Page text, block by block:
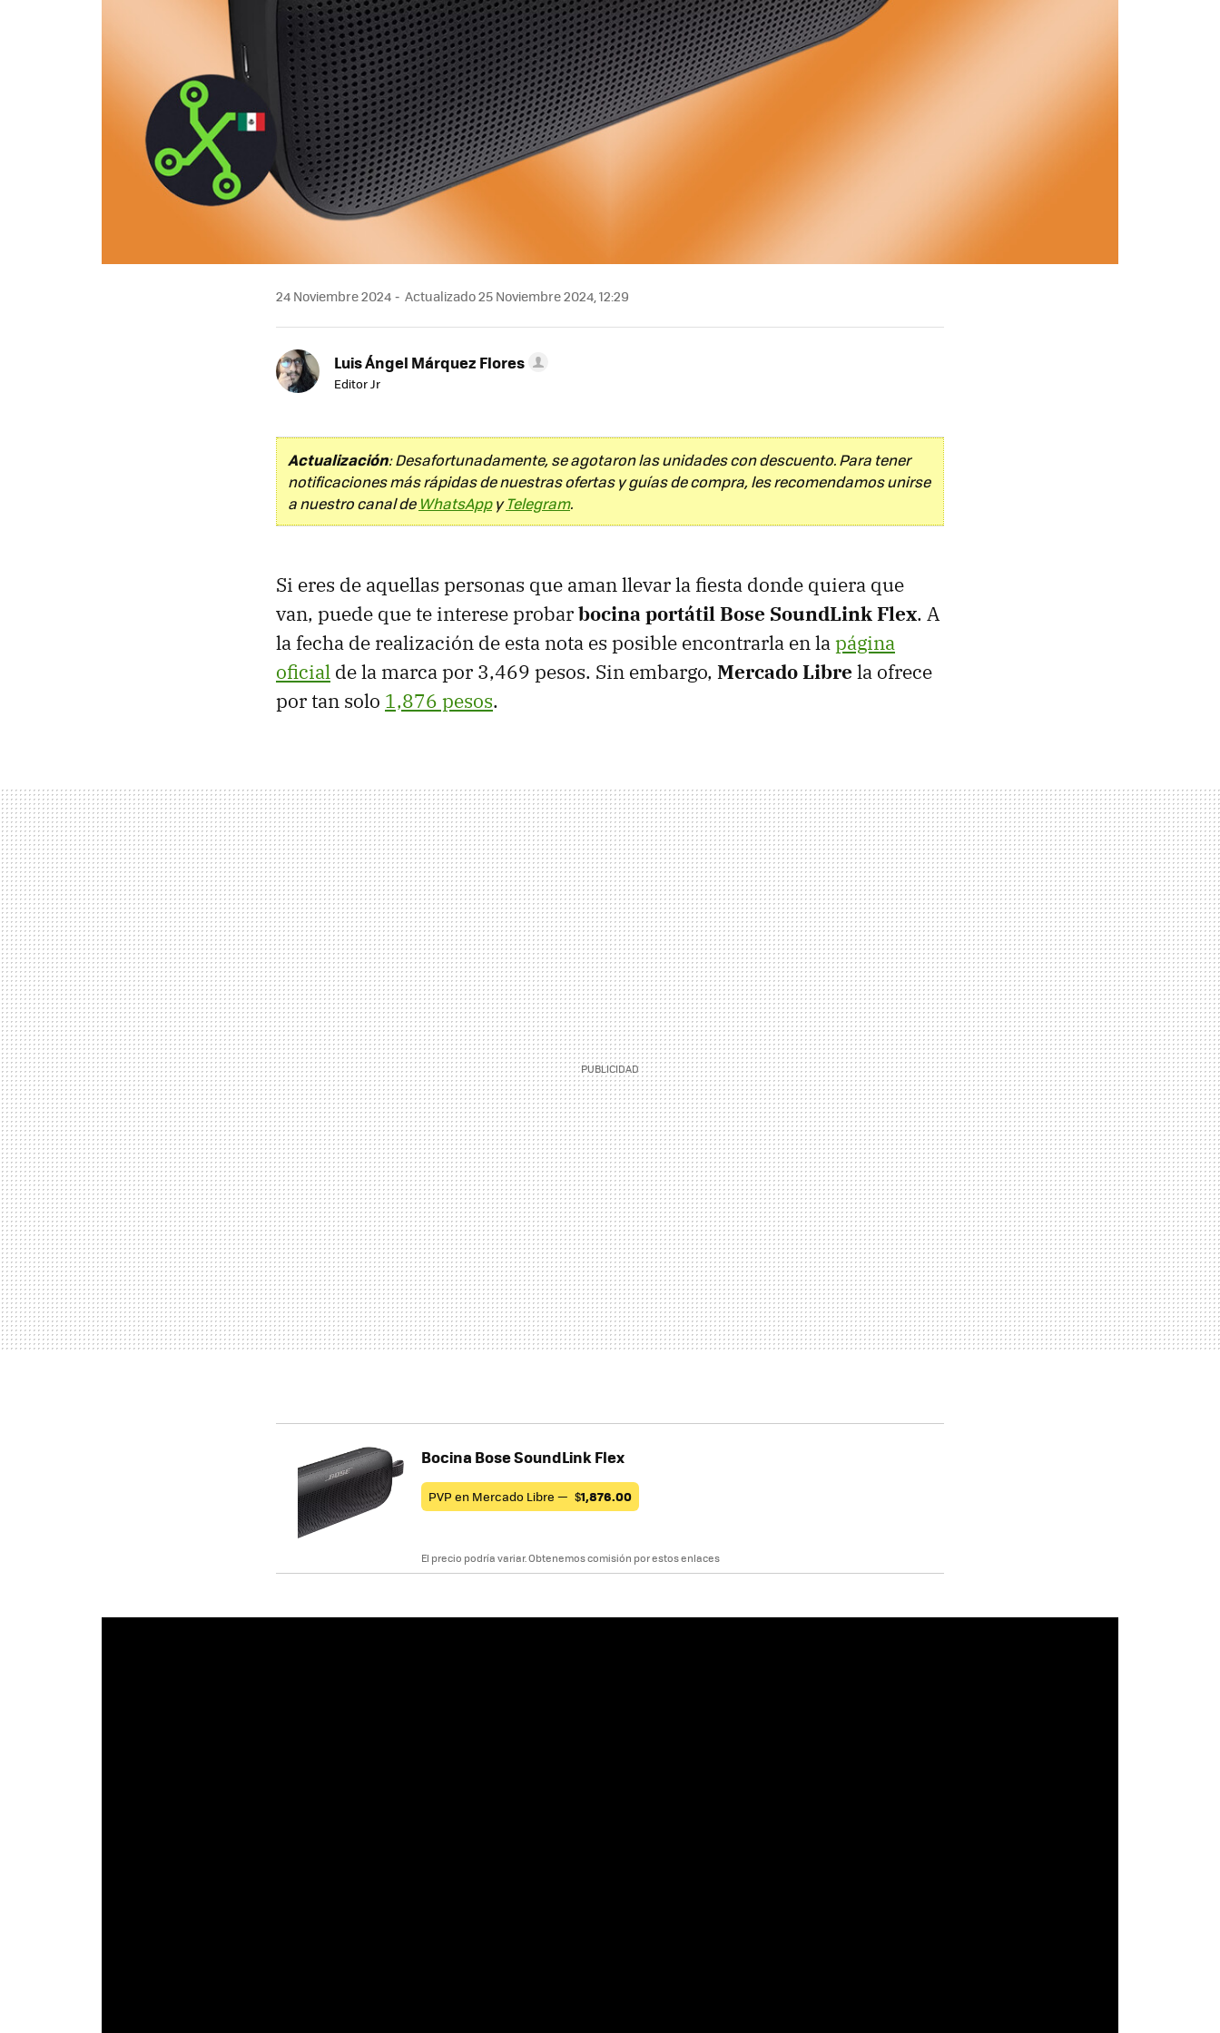
24 Noviembre 2024 Actualizado 25 Noviembre 2024, 12:29
Luis Ángel Márquez Flores
Editor Jr
Actualización: Desafortunadamente, se agotaron las unidades con descuento. Para tener
notificaciones más rápidas de nuestras ofertas y guías de compra, les recomendamos unirse
a nuestro canal de WhatsAppyTelegram.
Si eres de aquellas personas que aman llevar la fiesta donde quiera que
van, puede que te interese probarbocina portátil Bose SoundLink Flex. A
la fecha de realización de esta nota es posible encontrarla en lapágina
oficial de la marca por 3,469 pesos. Sin embargo, Mercado Libre la ofrece
por tan solo 1,876 pesos.
Bocina Bose SoundLink Flex
PVP en Mercado Libre — $1,876.00
El precio podría variar. Obtenemos comisión por estos enlaces